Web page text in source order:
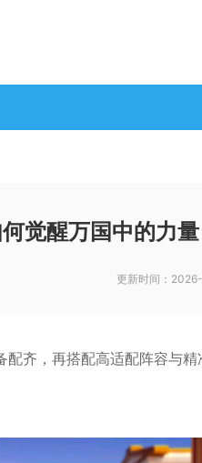
觉醒万国中的力量
更新时间：
齐，再搭配高适配阵容与